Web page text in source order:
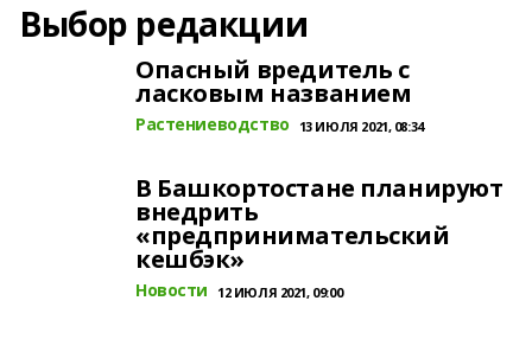
Выбор редакции
Опасный вредитель с
ласковым названием
Растениеводство 13 ИЮЛЯ 2021, 08:34
В Башкортостане планируют
внедрить
«предпринимательский
кешбэк»
Новости 12 ИЮЛЯ 2021, 09:00